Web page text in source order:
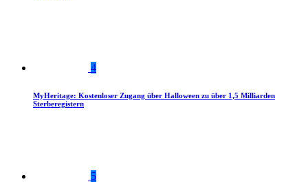
4
MyHeritage: Kostenloser Zugang über Halloween zu über 1,5 Milliarden
Sterberegistern
5